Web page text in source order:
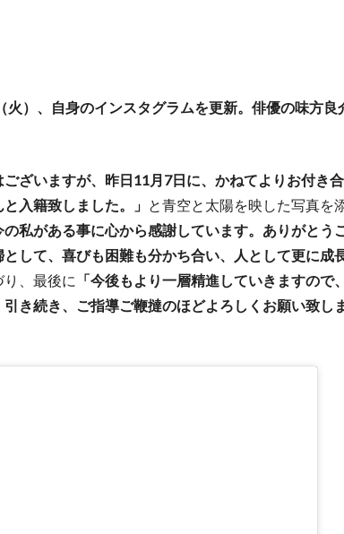
）、自身のインスタグラムを更新。俳優の味方良
ございますが、昨日11月7日に、かねてよりお付き
入籍致しました。」 と青空と太陽を映した写真を
私がある事に心から感謝しています。ありがとう
として、喜びも困難も分かち合い、人として更に成
り、最後に 「今後もより一層精進していきますので
き続き、ご指導ご鞭撻のほどよろしくお願い致し